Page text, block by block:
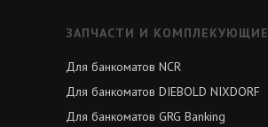
ЗАПЧАСТИ И КОМПЛЕКУЮЩИЕ
Для банкоматов NCR
Для банкоматов DIEBOLD NIXDORF
Для банкоматов GRG Banking